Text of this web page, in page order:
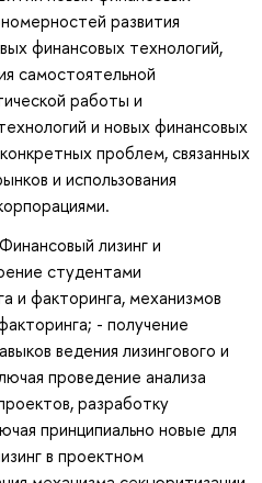
развития
финансовых технологий,
самостоятельной
работы и
и новых финансовых
проблем, связанных
и использования
лизинг и
студентами
и факторинга, механизмов
- получение
ведения лизингового и
проведение анализа
разработку
принципиально новые для
в проектном